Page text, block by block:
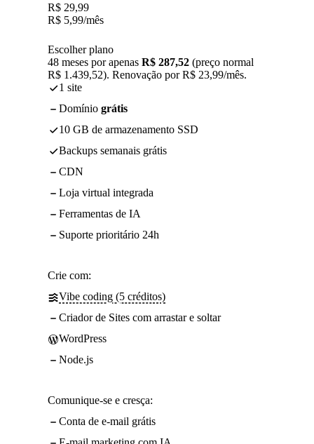
R$ 29,99
R$ 5,99/mês
Escolher plano
48 meses por apenas R$ 287,52 (preço normal
R$ 1.439,52). Renovação por R$ 23,99/mês.
1 site
Domínio grátis
10 GB de armazenamento SSD
Backups semanais grátis
CDN
Loja virtual integrada
Ferramentas de IA
Suporte prioritário 24h
Crie com:
Vibe coding (5 créditos)
Criador de Sites com arrastar e soltar
WordPress
Node.js
Comunique-se e cresça:
Conta de e-mail grátis